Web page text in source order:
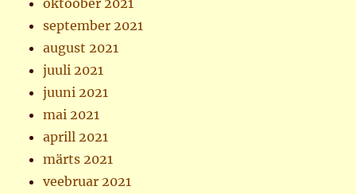
oktoober 2021
september 2021
august 2021
juuli 2021
juuni 2021
mai 2021
aprill 2021
märts 2021
veebruar 2021